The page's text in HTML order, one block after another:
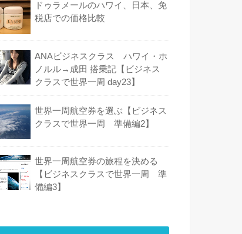
ドゥラメールのハワイ、日本、免
税店での価格比較
ANAビジネスクラス ハワイ・ホ
ノルル→成田 搭乗記【ビジネス
クラスで世界一周 day23】
世界一周航空券を選ぶ【ビジネス
クラスで世界一周 準備編2】
世界一周航空券の旅程を決める
【ビジネスクラスで世界一周 準
備編3】